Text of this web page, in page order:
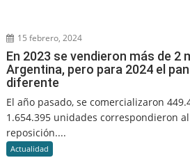
15 febrero, 2024
En 2023 se vendieron más de 2
Argentina, pero para 2024 el
diferente
El año pasado, se comercializaron
1.654.395 unidades correspondieron
reposición....
Actualidad